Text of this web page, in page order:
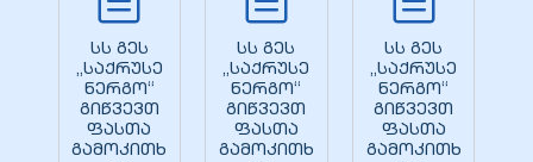
სს გეს
„საქრუსე
ნერგო“
გიწვევთ
ფასთა
გამოკითხ
სს გეს
„საქრუსე
ნერგო“
გიწვევთ
ფასთა
გამოკითხ
სს გეს
„საქრუსე
ნერგო“
გიწვევთ
ფასთა
გამოკითხ